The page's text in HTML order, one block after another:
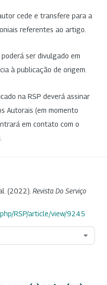
cede e transfere para a
referentes ao artigo.
ser divulgado em
à publicação de origem.
na RSP deverá assinar
Autorais (em momento
em contato com o
(2022). Revista Do Serviço
RSP/article/view/9245